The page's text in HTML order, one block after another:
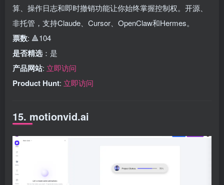
算、操作日志和即时撤销功能让你始终掌握控制权。开源、
非托管，支持Claude、Cursor、OpenClaw和Hermes。
票数: 🔺104
是否精选 ：是
产品网站: 立即访问
Product Hunt: 立即访问
15. motionvid.ai